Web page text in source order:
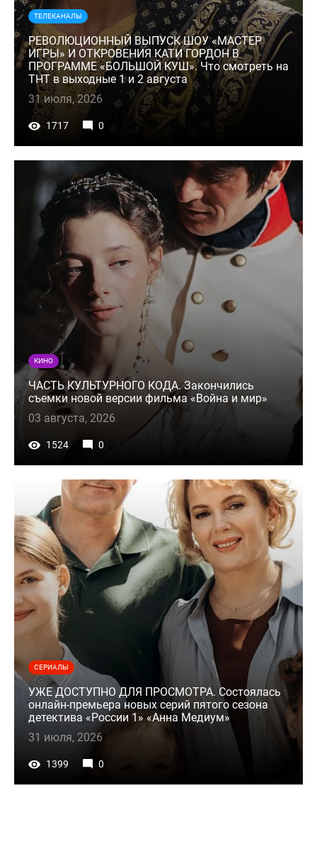
ТЕЛЕКАНАЛЫ
РЕВОЛЮЦИОННЫЙ ВЫПУСК ШОУ «МАСТЕР
ИГРЫ» И ОТКРОВЕНИЯ КАТИ ГОРДОН В
ПРОГРАММЕ «БОЛЬШОЙ КУШ». Что смотреть на
ТНТ в выходные 1 и 2 августа
31 июля, 2026
1717 0
КИНО
ЧАСТЬ КУЛЬТУРНОГО КОДА. Закончились
съемки новой версии фильма «Война и мир»
03 августа, 2026
1524 0
СЕРИАЛЫ
УЖЕ ДОСТУПНО ДЛЯ ПРОСМОТРА. Состоялась
онлайн-премьера новых серий пятого сезона
детектива «России 1» «Анна Медиум»
31 июля, 2026
1399 0